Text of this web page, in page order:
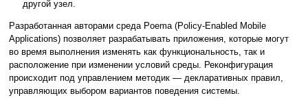
другой узел.
Разработанная авторами среда Poema (Policy-Enabled Mobile
Applications) позволяет разрабатывать приложения, которые могут
во время выполнения изменять как функциональность, так и
расположение при изменении условий среды. Реконфигурация
происходит под управлением методик — декларативных правил,
управляющих выбором вариантов поведения системы.